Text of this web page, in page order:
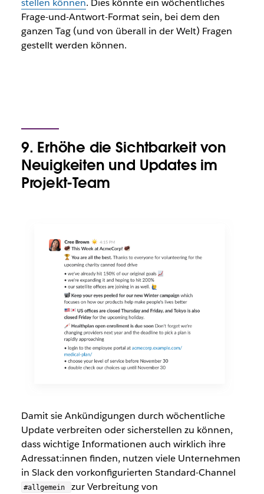
stellen können. Dies könnte ein wöchentliches
Frage-und-Antwort-Format sein, bei dem den
ganzen Tag (und von überall in der Welt) Fragen
gestellt werden können.
9. Erhöhe die Sichtbarkeit von
Neuigkeiten und Updates im
Projekt-Team
Damit sie Ankündigungen durch wöchentliche
Update verbreiten oder sicherstellen zu können,
dass wichtige Informationen auch wirklich ihre
Adressat:innen finden, nutzen viele Unternehmen
in Slack den vorkonfigurierten Standard-Channel
#allgemein
zur Verbreitung von